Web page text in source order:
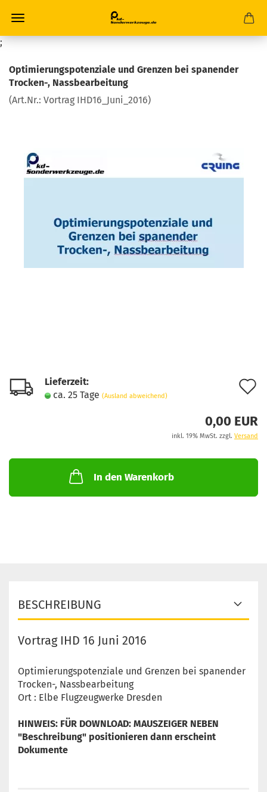
;
Optimierungspotenziale und Grenzen bei spanender
Trocken-, Nassbearbeitung
(Art.Nr.: Vortrag IHD16_Juni_2016)
Lieferzeit:
ca. 25 Tage (Ausland abweichend)
0,00 EUR
inkl. 19% MwSt. zzgl. Versand
In den Warenkorb
BESCHREIBUNG
Vortrag IHD 16 Juni 2016
Optimierungspotenziale und Grenzen bei spanender
Trocken-, Nassbearbeitung
Ort : Elbe Flugzeugwerke Dresden
HINWEIS: FÜR DOWNLOAD: MAUSZEIGER NEBEN
"Beschreibung" positionieren dann erscheint
Dokumente